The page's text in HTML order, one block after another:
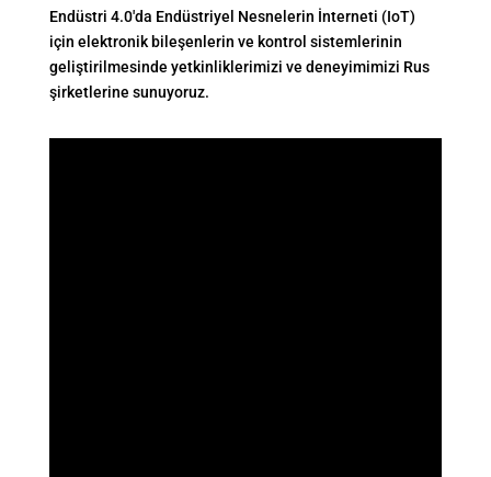
Endüstri 4.0'da Endüstriyel Nesnelerin İnterneti (IoT)
için elektronik bileşenlerin ve kontrol sistemlerinin
geliştirilmesinde yetkinliklerimizi ve deneyimimizi Rus
şirketlerine sunuyoruz.